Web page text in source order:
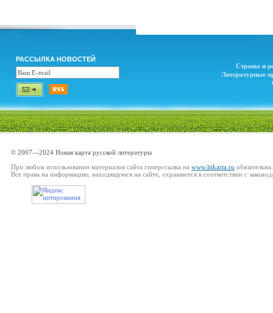
РАССЫЛКА НОВОСТЕЙ
Страны и
Литературные
© 2007—2024 Новая карта русской литературы
При любом использовании материалов сайта гиперссылка на www.litkarta.ru обязательна.
Все права на информацию, находящуюся на сайте, охраняются в соответствии с